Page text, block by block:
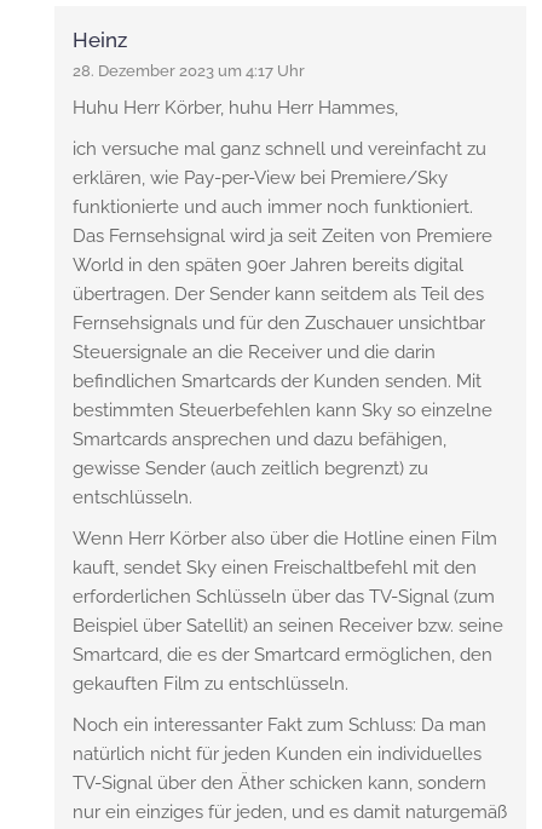
Heinz
28. Dezember 2023 um 4:17 Uhr
Huhu Herr Körber, huhu Herr Hammes,
ich versuche mal ganz schnell und vereinfacht zu
erklären, wie Pay-per-View bei Premiere/Sky
funktionierte und auch immer noch funktioniert.
Das Fernsehsignal wird ja seit Zeiten von Premiere
World in den späten 90er Jahren bereits digital
übertragen. Der Sender kann seitdem als Teil des
Fernsehsignals und für den Zuschauer unsichtbar
Steuersignale an die Receiver und die darin
befindlichen Smartcards der Kunden senden. Mit
bestimmten Steuerbefehlen kann Sky so einzelne
Smartcards ansprechen und dazu befähigen,
gewisse Sender (auch zeitlich begrenzt) zu
entschlüsseln.
Wenn Herr Körber also über die Hotline einen Film
kauft, sendet Sky einen Freischaltbefehl mit den
erforderlichen Schlüsseln über das TV-Signal (zum
Beispiel über Satellit) an seinen Receiver bzw. seine
Smartcard, die es der Smartcard ermöglichen, den
gekauften Film zu entschlüsseln.
Noch ein interessanter Fakt zum Schluss: Da man
natürlich nicht für jeden Kunden ein individuelles
TV-Signal über den Äther schicken kann, sondern
nur ein einziges für jeden, und es damit naturgemäß